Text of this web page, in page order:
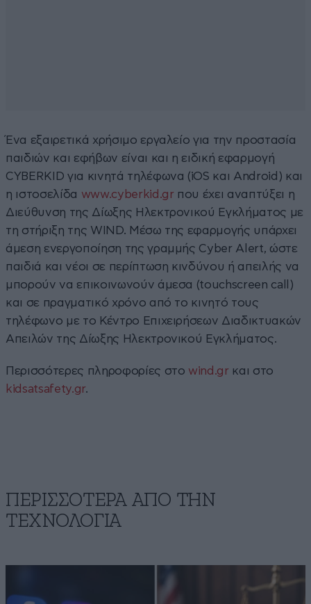
Ένα εξαιρετικά χρήσιμο εργαλείο για την προστασία
παιδιών και εφήβων είναι και η ειδική εφαρμογή
CYBERKID για κινητά τηλέφωνα (iOS και Android) και
η ιστοσελίδα www.cyberkid.gr που έχει αναπτύξει η
Διεύθυνση της Δίωξης Ηλεκτρονικού Εγκλήματος με
τη στήριξη της WIND. Μέσω της εφαρμογής υπάρχει
άμεση ενεργοποίηση της γραμμής Cyber Alert, ώστε
παιδιά και νέοι σε περίπτωση κινδύνου ή απειλής να
μπορούν να επικοινωνούν άμεσα (touchscreen call)
και σε πραγματικό χρόνο από το κινητό τους
τηλέφωνο με το Κέντρο Επιχειρήσεων Διαδικτυακών
Απειλών της Δίωξης Ηλεκτρονικού Εγκλήματος.
Περισσότερες πληροφορίες στο wind.gr και στο
kidsatsafety.gr.
ΠΕΡΙΣΣΟΤΕΡΑ ΑΠΟ ΤΗΝ
ΤΕΧΝΟΛΟΓΙΑ